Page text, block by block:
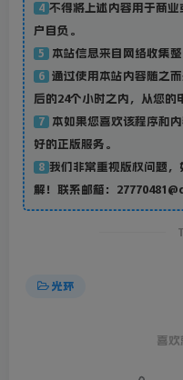
4 不得将上述内容用于商业
户自负。
5 本站信息来自网络收集整
6 通过使用本站内容随之
后的24个小时之内，从您的
7 本如果您喜欢该程序和
好的正版服务。
8 我们非常重视版权问题
解！联系邮箱：
光环
喜